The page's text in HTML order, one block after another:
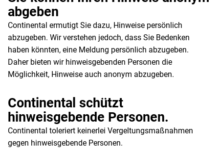
abgeben
Continental ermutigt Sie dazu, Hinweise persönlich
abzugeben. Wir verstehen jedoch, dass Sie Bedenken
haben könnten, eine Meldung persönlich abzugeben.
Daher bieten wir hinweisgebenden Personen die
Möglichkeit, Hinweise auch anonym abzugeben.
Continental schützt
hinweisgebende Personen.
Continental toleriert keinerlei Vergeltungsmaßnahmen
gegen hinweisgebende Personen.